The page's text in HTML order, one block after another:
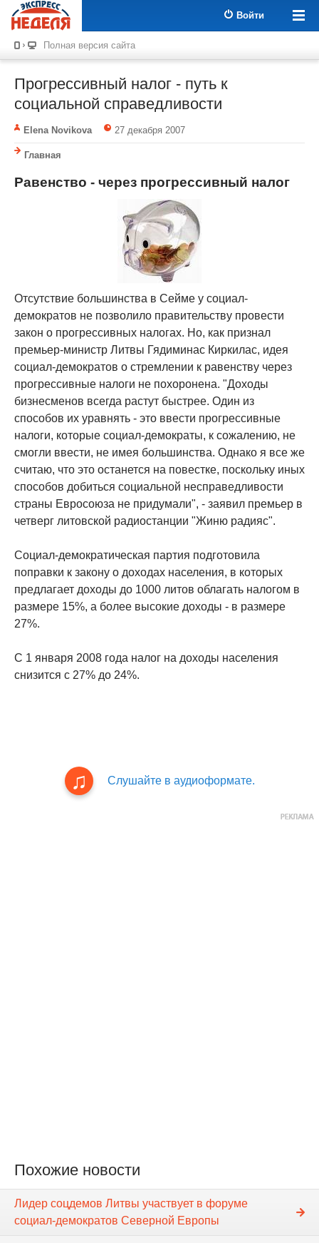
Войти
Полная версия сайта
Прогрессивный налог - путь к
социальной справедливости
Elena Novikova 27 декабря 2007
Главная
Равенство - через прогрессивный налог
Отсутствие большинства в Сейме у социал-
демократов не позволило правительству провести
закон о прогрессивных налогах. Но, как признал
премьер-министр Литвы Гядиминас Киркилас, идея
социал-демократов о стремлении к равенству через
прогрессивные налоги не похоронена. "Доходы
бизнесменов всегда растут быстрее. Один из
способов их уравнять - это ввести прогрессивные
налоги, которые социал-демократы, к сожалению, не
смогли ввести, не имея большинства. Однако я все же
считаю, что это останется на повестке, поскольку иных
способов добиться социальной несправедливости
страны Евросоюза не придумали", - заявил премьер в
четверг литовской радиостанции "Жиню радияс".
Социал-демократическая партия подготовила
поправки к закону о доходах населения, в которых
предлагает доходы до 1000 литов облагать налогом в
размере 15%, а более высокие доходы - в размере
27%.
С 1 января 2008 года налог на доходы населения
снизится с 27% до 24%.
Слушайте в аудиоформате.
Похожие новости
Лидер соцдемов Литвы участвует в форуме
социал-демократов Северной Европы